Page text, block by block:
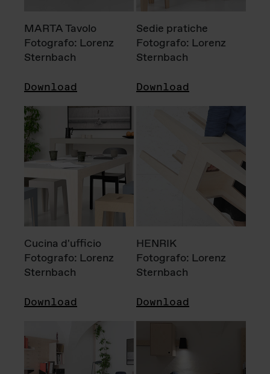
MARTA Tavolo
Fotografo: Lorenz
Sternbach
Download
Sedie pratiche
Fotografo: Lorenz
Sternbach
Download
Cucina d'ufficio
Fotografo: Lorenz
Sternbach
Download
HENRIK
Fotografo: Lorenz
Sternbach
Download